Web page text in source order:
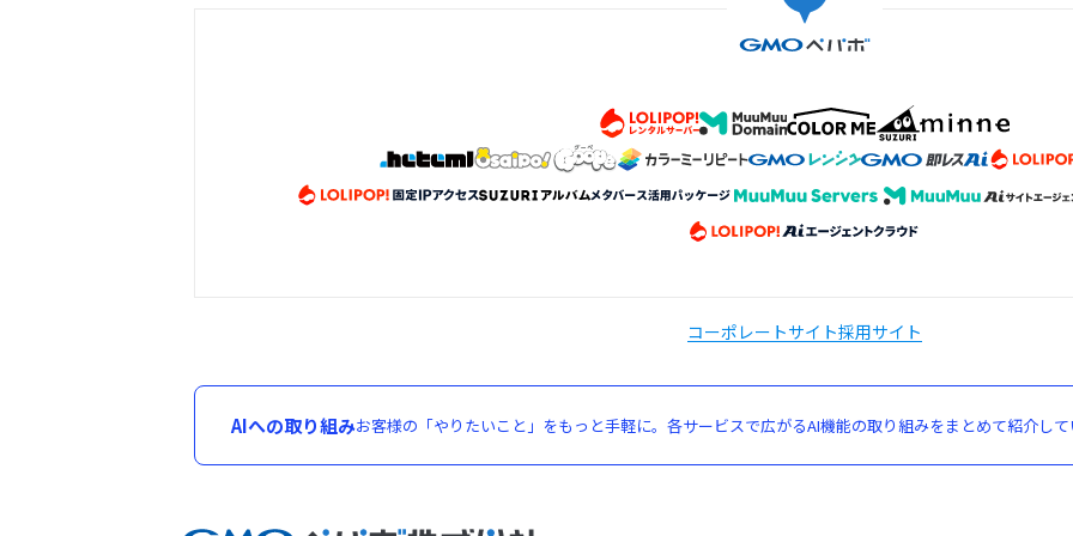
コーポレートサイト採用サイト
AIへの取り組みお客様の「やりたいこと」をもっと手軽に。各サービスで広がるAI機能の取り組みをまとめて紹介し